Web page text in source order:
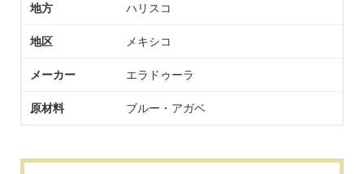
地方 ハリスコ
地区 メキシコ
メーカー エラドゥーラ
原材料 ブルー・アガベ